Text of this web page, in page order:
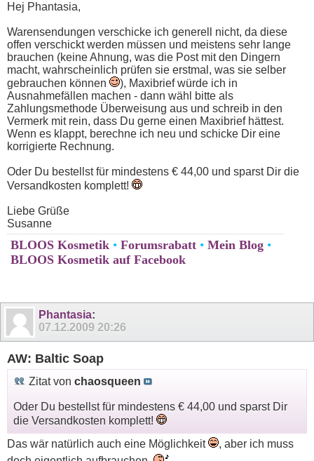
Hej Phantasia,
Warensendungen verschicke ich generell nicht, da diese
offen verschickt werden müssen und meistens sehr lange
brauchen (keine Ahnung, was die Post mit den Dingern
macht, wahrscheinlich prüfen sie erstmal, was sie selber
gebrauchen können
), Maxibrief würde ich in
Ausnahmefällen machen - dann wähl bitte als
Zahlungsmethode Überweisung aus und schreib in den
Vermerk mit rein, dass Du gerne einen Maxibrief hättest.
Wenn es klappt, berechne ich neu und schicke Dir eine
korrigierte Rechnung.
Oder Du bestellst für mindestens € 44,00 und sparst Dir die
Versandkosten komplett!
Liebe Grüße
Susanne
BLOOS Kosmetik • Forumsrabatt • Mein Blog •
BLOOS Kosmetik auf Facebook
Phantasia:
07.12.2009 20:26
AW: Baltic Soap
Zitat von chaosqueen
Oder Du bestellst für mindestens € 44,00 und sparst Dir
die Versandkosten komplett!
Das wär natürlich auch eine Möglichkeit
, aber ich muss